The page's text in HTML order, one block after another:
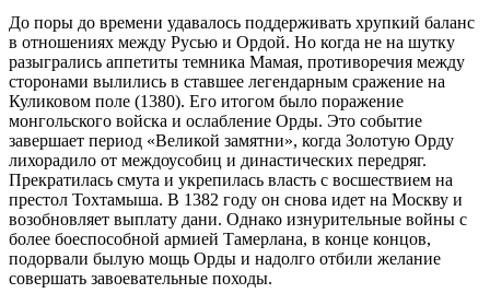
До поры до времени удавалось поддерживать хрупкий баланс
в отношениях между Русью и Ордой. Но когда не на шутку
разыгрались аппетиты темника Мамая, противоречия между
сторонами вылились в ставшее легендарным сражение на
Куликовом поле (1380). Его итогом было поражение
монгольского войска и ослабление Орды. Это событие
завершает период «Великой замятни», когда Золотую Орду
лихорадило от междоусобиц и династических передряг.
Прекратилась смута и укрепилась власть с восшествием на
престол Тохтамыша. В 1382 году он снова идет на Москву и
возобновляет выплату дани. Однако изнурительные войны с
более боеспособной армией Тамерлана, в конце концов,
подорвали былую мощь Орды и надолго отбили желание
совершать завоевательные походы.